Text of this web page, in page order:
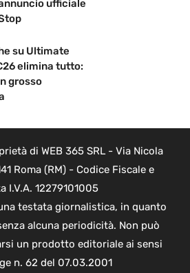
ufficiale
su Ultimate
elimina tutto:
grosso
di WEB 365 SRL - Via Nicola
Roma (RM) - Codice Fiscale e
I.V.A. 12279101005
testata giornalistica, in quanto
alcuna periodicità. Non può
un prodotto editoriale ai sensi
n. 62 del 07.03.2001